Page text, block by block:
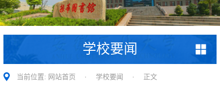
学校要闻
当前位置: 网站首页 · 学校要闻 · 正文